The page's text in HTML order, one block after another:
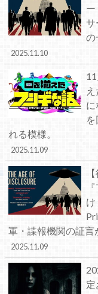
サ
の
2025.11.10
に
れる模様。
2025.11.09
け
軍・諜報機関の証言
2025.11.09